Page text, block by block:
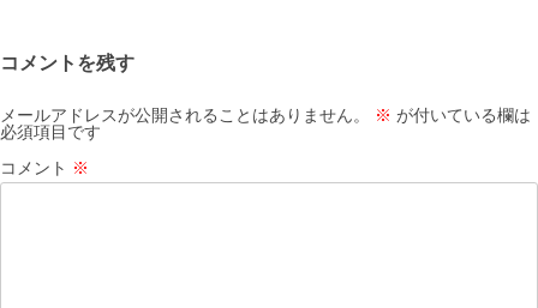
コメントを残す
メールアドレスが公開されることはありません。 ※ が付いている欄は
必須項目です
コメント ※